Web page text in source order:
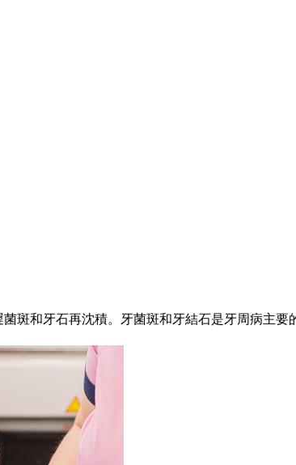
和牙石再沈積。牙菌斑和牙結石是牙周病主要